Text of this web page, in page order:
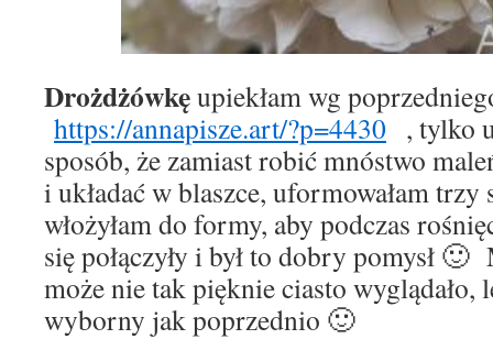
Drożdżówkęupiekłam wg
https://annapisze.art/?p=4430 , tylko
sposób, że zamiast robić mnóstwo
i układać w blaszce, uformowałam
włożyłam do formy, aby podczas
się połączyły i był to dobry pomysł
może nie tak pięknie ciasto wyglądało,
wyborny jak poprzednio 🙂